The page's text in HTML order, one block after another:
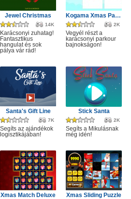
Jewel Christmas
14K
Karácsonyi zuhatag!
Fantasztikus
hangulat és sok
pálya vár rád!
Kogama Xmas Parkour
2K
Vegyél részt a
karácsonyi parkour
bajnokságon!
Santa's Gift Line
7K
Segíts az ajándékok
logisztikájában!
Stick Santa
2K
Segíts a Mikulásnak
még idén!
Xmas Match Deluxe Xmas Sliding Puzzle